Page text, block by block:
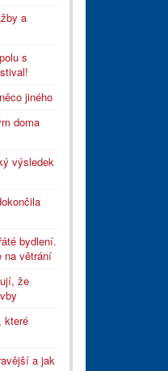
a
s
jiného
doma
výsledek
bydlení.
na větrání
že
které
a jak